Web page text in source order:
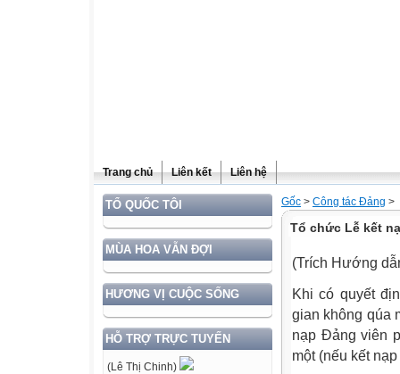
Trang chủ Liên kết Liên hệ
TỔ QUỐC TÔI
MÙA HOA VẪN ĐỢI
HƯƠNG VỊ CUỘC SỐNG
HỖ TRỢ TRỰC TUYẾN
(Lê Thị Chinh)
Gốc > Công tác Đảng >
Tổ chức Lễ kết
(Trích Hướng
Khi có quyết
gian không qúa
nạp Đảng viên
một (nếu kết